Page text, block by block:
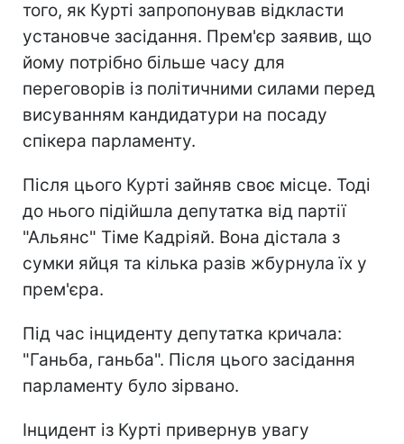
того, як Курті запропонував відкласти
установче засідання. Прем'єр заявив, що
йому потрібно більше часу для
переговорів із політичними силами перед
висуванням кандидатури на посаду
спікера парламенту.
Після цього Курті зайняв своє місце. Тоді
до нього підійшла депутатка від партії
"Альянс" Тіме Кадріяй. Вона дістала з
сумки яйця та кілька разів жбурнула їх у
прем'єра.
Під час інциденту депутатка кричала:
"Ганьба, ганьба". Після цього засідання
парламенту було зірвано.
Інцидент із Курті привернув увагу